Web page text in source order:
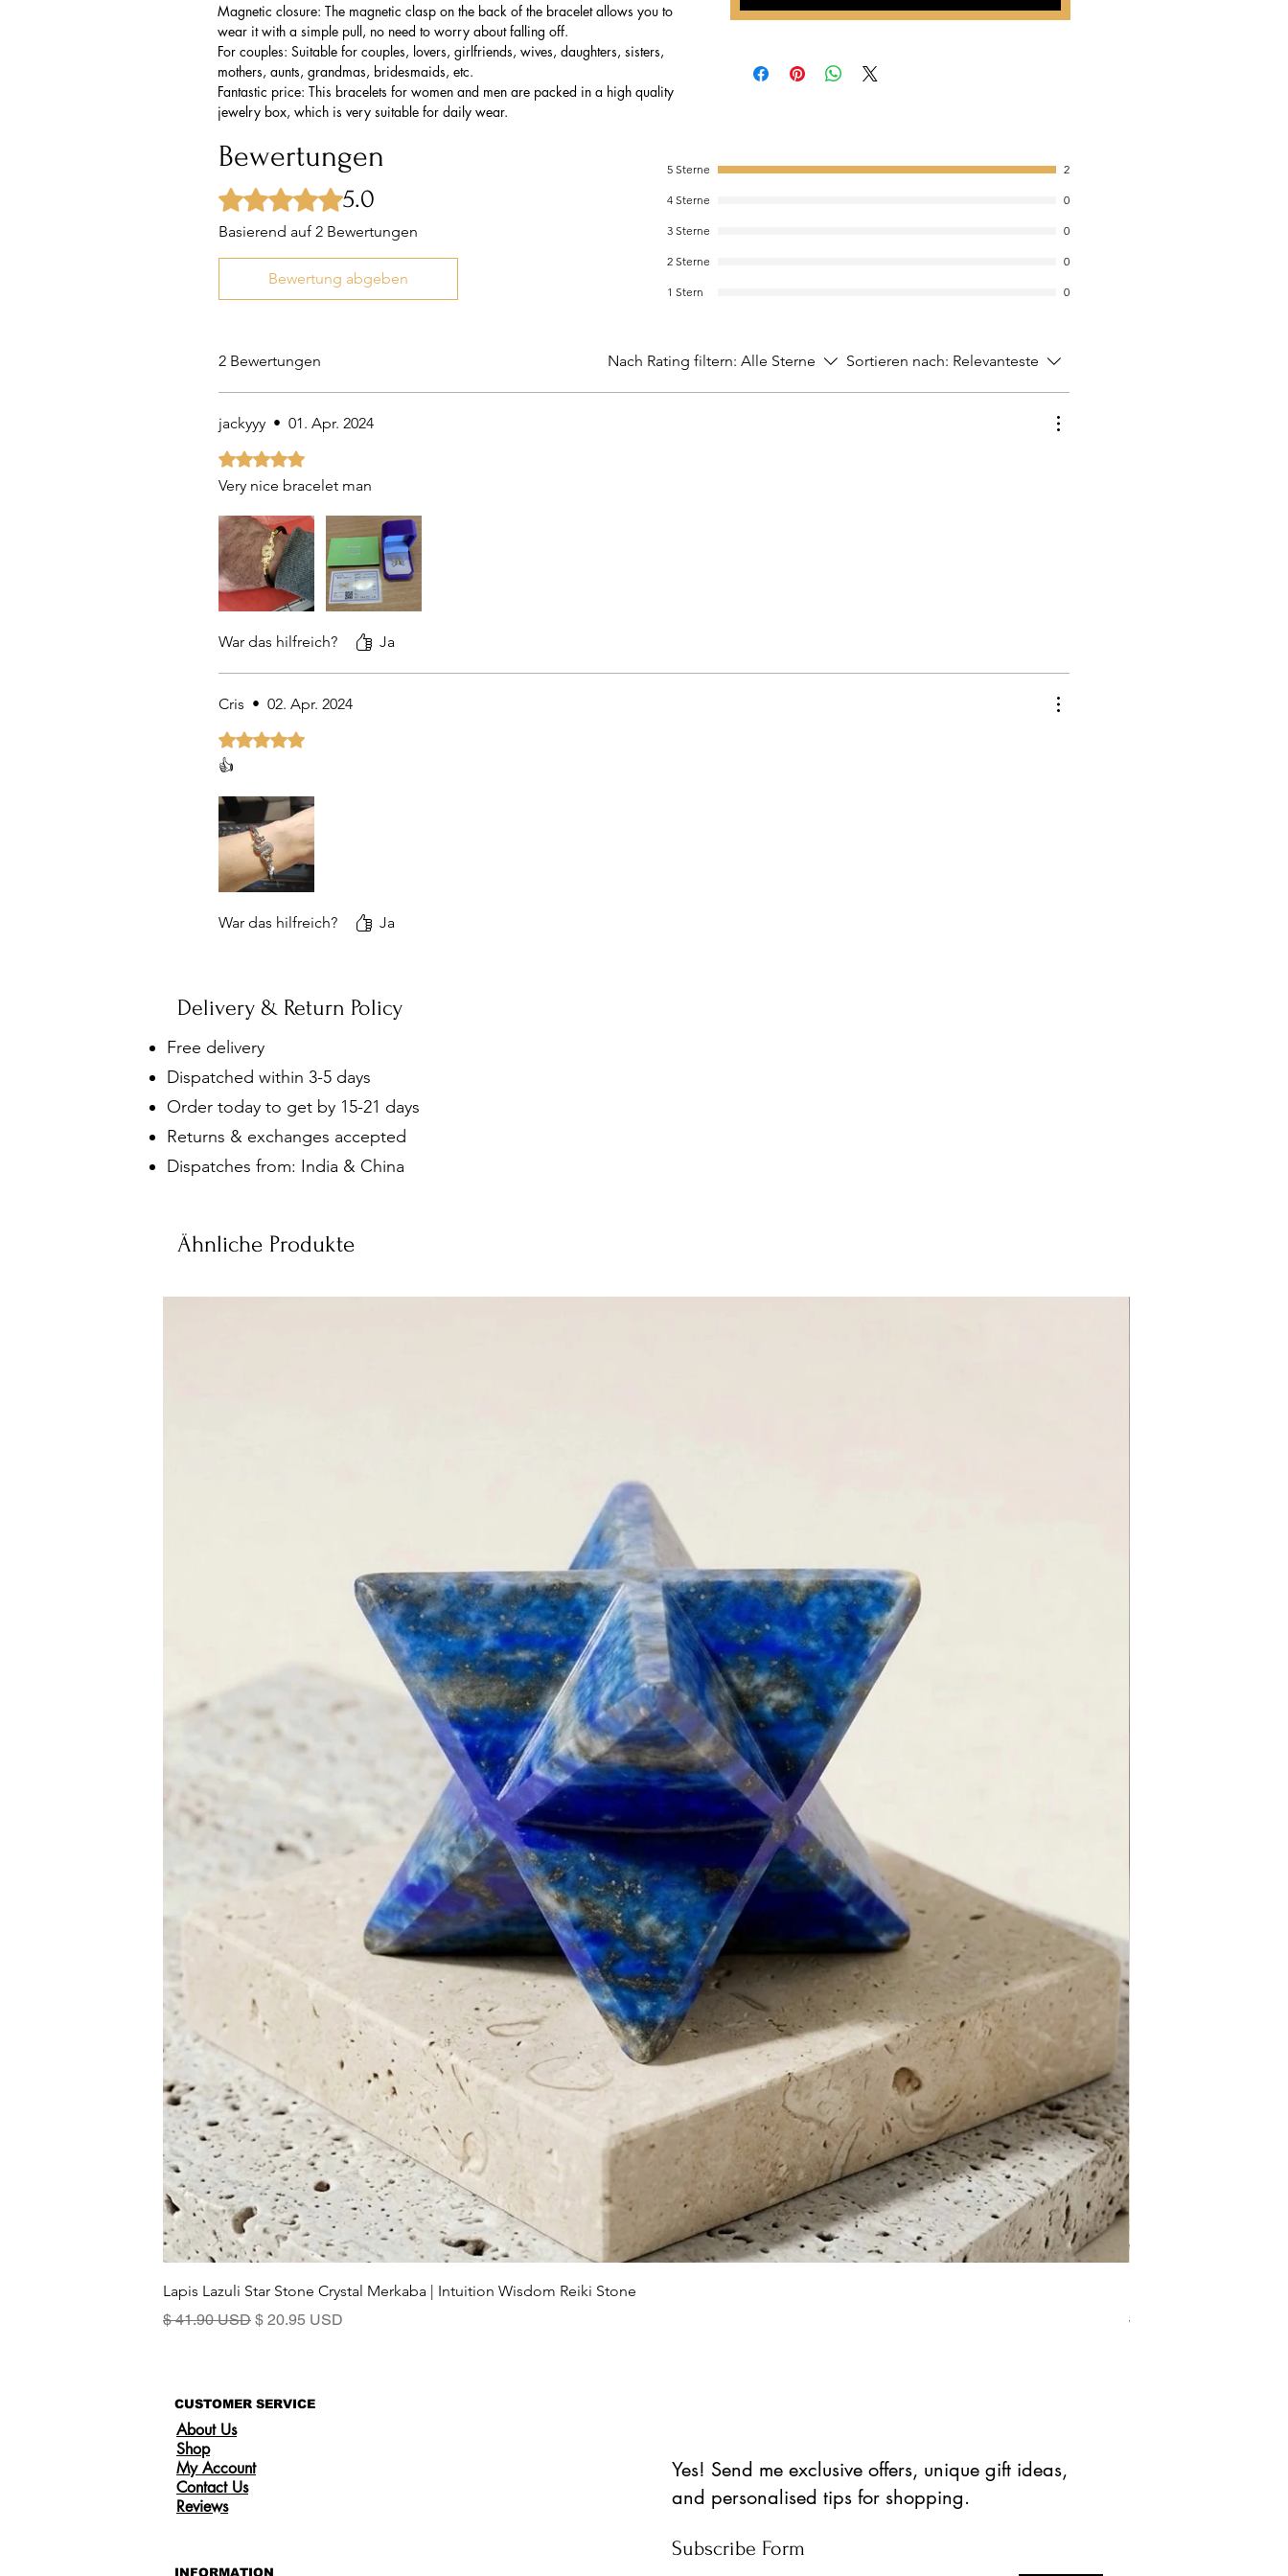
Magnetic closure: The magnetic clasp on the back of the bracelet allows you to
wear it with a simple pull, no need to worry about falling off.
For couples: Suitable for couples, lovers, girlfriends, wives, daughters, sisters,
mothers, aunts, grandmas, bridesmaids, etc.
Fantastic price: This bracelets for women and men are packed in a high quality
jewelry box, which is very suitable for daily wear.
Bewertungen
Mit 5 von 5 Sternen bewertet.
5.0
Basierend auf 2 Bewertungen
Bewertung abgeben
5 Sterne 2
4 Sterne 0
3 Sterne 0
2 Sterne 0
1 Stern 0
2 Bewertungen Nach Rating filtern: Alle Sterne Sortieren nach: Relevanteste
jackyyy • 01. Apr. 2024
Mit 5 von 5 Sternen bewertet.
Very nice bracelet man
War das hilfreich? Ja
Cris • 02. Apr. 2024
Mit 5 von 5 Sternen bewertet.
👍
War das hilfreich? Ja
Delivery & Return Policy
Free delivery
Dispatched within 3-5 days
Order today to get by 15-21 days
Returns & exchanges accepted
Dispatches from: India & China
Ähnliche Produkte
Schnellansicht
Lapis Lazuli Star Stone Crystal Merkaba | Intuition Wisdom Reiki Stone
Standardpreis
$ 41.90 USD Sale-Preis
$ 20.95 USD
Standardpreis
$ 41.90 USD
CUSTOMER SERVICE
About Us
Shop
My Account
Contact Us
Reviews
INFORMATION
Yes! Send me exclusive offers, unique gift ideas,
and personalised tips for shopping.
Subscribe Form